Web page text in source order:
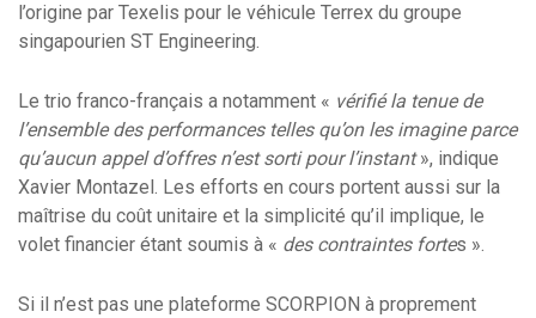
l’origine par Texelis pour le véhicule Terrex du groupe
singapourien ST Engineering.
Le trio franco-français a notamment « vérifié la tenue de
l’ensemble des performances telles qu’on les imagine parce
qu’aucun appel d’offres n’est sorti pour l’instant», indique
Xavier Montazel. Les efforts en cours portent aussi sur la
maîtrise du coût unitaire et la simplicité qu’il implique, le
volet financier étant soumis à « des contraintes fortes ».
Si il n’est pas une plateforme SCORPION à proprement